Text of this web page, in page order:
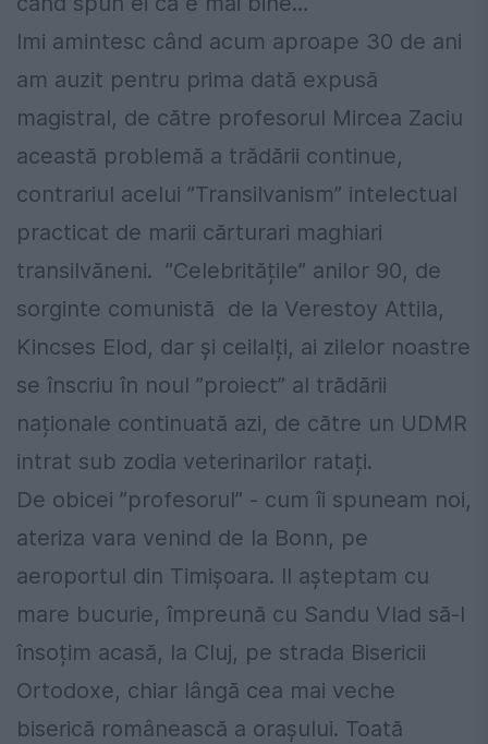
Imi amintesc când acum aproape 30 de ani
am auzit pentru prima dată expusă
magistral, de către profesorul Mircea Zaciu
această problemă a trădării continue,
contrariul acelui ”Transilvanism” intelectual
practicat de marii cărturari maghiari
transilvăneni. ”Celebritățile” anilor 90, de
sorginte comunistă de la Verestoy Attila,
Kincses Elod, dar și ceilalți, ai zilelor noastre
se înscriu în noul ”proiect” al trădării
naționale continuată azi, de către un UDMR
intrat sub zodia veterinarilor ratați.
De obicei ”profesorul” - cum îi spuneam noi,
ateriza vara venind de la Bonn, pe
aeroportul din Timișoara. Il așteptam cu
mare bucurie, împreună cu Sandu Vlad să-l
însoțim acasă, la Cluj, pe strada Bisericii
Ortodoxe, chiar lângă cea mai veche
biserică românească a orașului. Toată